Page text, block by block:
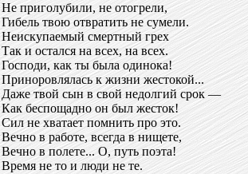
Не приголубили, не отогрели,
Гибель твою отвратить не сумели.
Неискупаемый смертный грех
Так и остался на всех, на всех.
Господи, как ты была одинока!
Приноровлялась к жизни жестокой...
Даже твой сын в свой недолгий срок —
Как беспощадно он был жесток!
Сил не хватает помнить про это.
Вечно в работе, всегда в нищете,
Вечно в полете... О, путь поэта!
Время не то и люди не те.